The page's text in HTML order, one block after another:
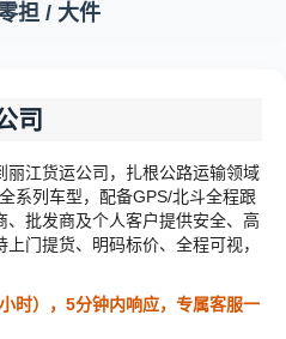
担 / 大件
司
江货运公司，扎根公路运输领域
系列车型，配备GPS/北斗全程跟
、批发商及个人客户提供安全、高
门提货、明码标价、全程可视，
时），5分钟内响应，专属客服一